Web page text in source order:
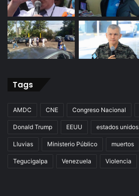
Tags
AMDC CNE Congreso Nacional
Donald Trump EEUU estados unidos
Lluvias Ministerio Público muertos
Tegucigalpa Venezuela Violencia